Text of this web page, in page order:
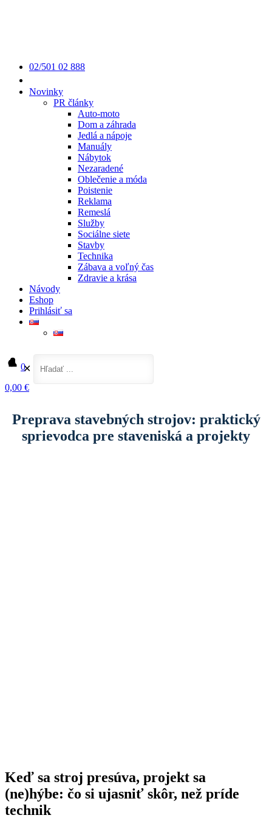
02/501 02 888
Novinky
PR články
Auto-moto
Dom a záhrada
Jedlá a nápoje
Manuály
Nábytok
Nezaradené
Oblečenie a móda
Poistenie
Reklama
Remeslá
Služby
Sociálne siete
Stavby
Technika
Zábava a voľný čas
Zdravie a krása
Návody
Eshop
Prihlásiť sa
0
0,00 €
✕
Preprava stavebných strojov: praktický
sprievodca pre staveniská a projekty
Keď sa stroj presúva, projekt sa
(ne)hýbe: čo si ujasniť skôr, než príde
technik